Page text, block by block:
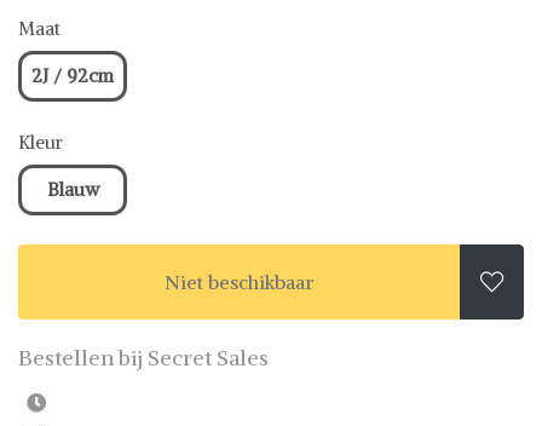
Maat
2J / 92cm
Kleur
Blauw
Niet beschikbaar 
Bestellen bij Secret Sales